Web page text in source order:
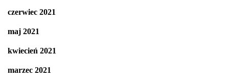
czerwiec 2021
maj 2021
kwiecień 2021
marzec 2021